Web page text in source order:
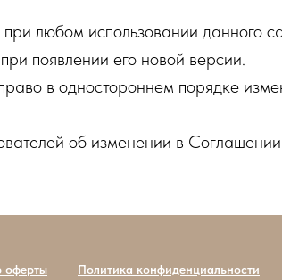
любом использовании данного
появлении его новой версии.
в одностороннем порядке
об изменении в
оферты Политика конфиденциальности